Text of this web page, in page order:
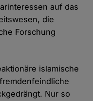
auf das
die
Forschung
islamische
Nur so